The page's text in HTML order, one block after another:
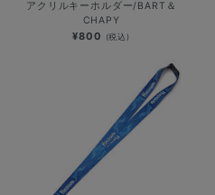
アクリルキーホルダー/BART＆
CHAPY
¥800 (税込)